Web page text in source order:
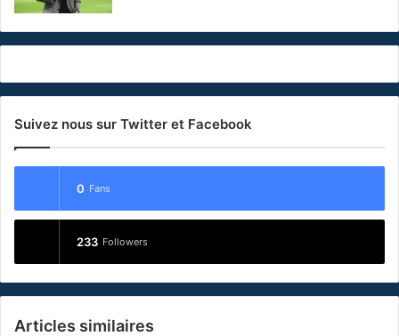
Suivez nous sur Twitter et Facebook
0 Fans
233 Followers
Articles similaires